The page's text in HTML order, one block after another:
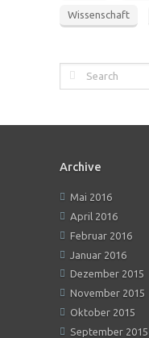
Wissenschaft
Archive
Mai 2016
April 2016
Februar 2016
Januar 2016
Dezember 2015
November 2015
Oktober 2015
September 2015